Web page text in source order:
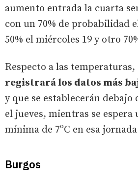
aumento entrada la cuarta
con un 70% de probabilidad
50% el miércoles 19 y otro
Respecto a las temperaturas,
registrará los datos más
y que se establecerán debajo
el jueves, mientras se
mínima de 7ºC en esa
Burgos